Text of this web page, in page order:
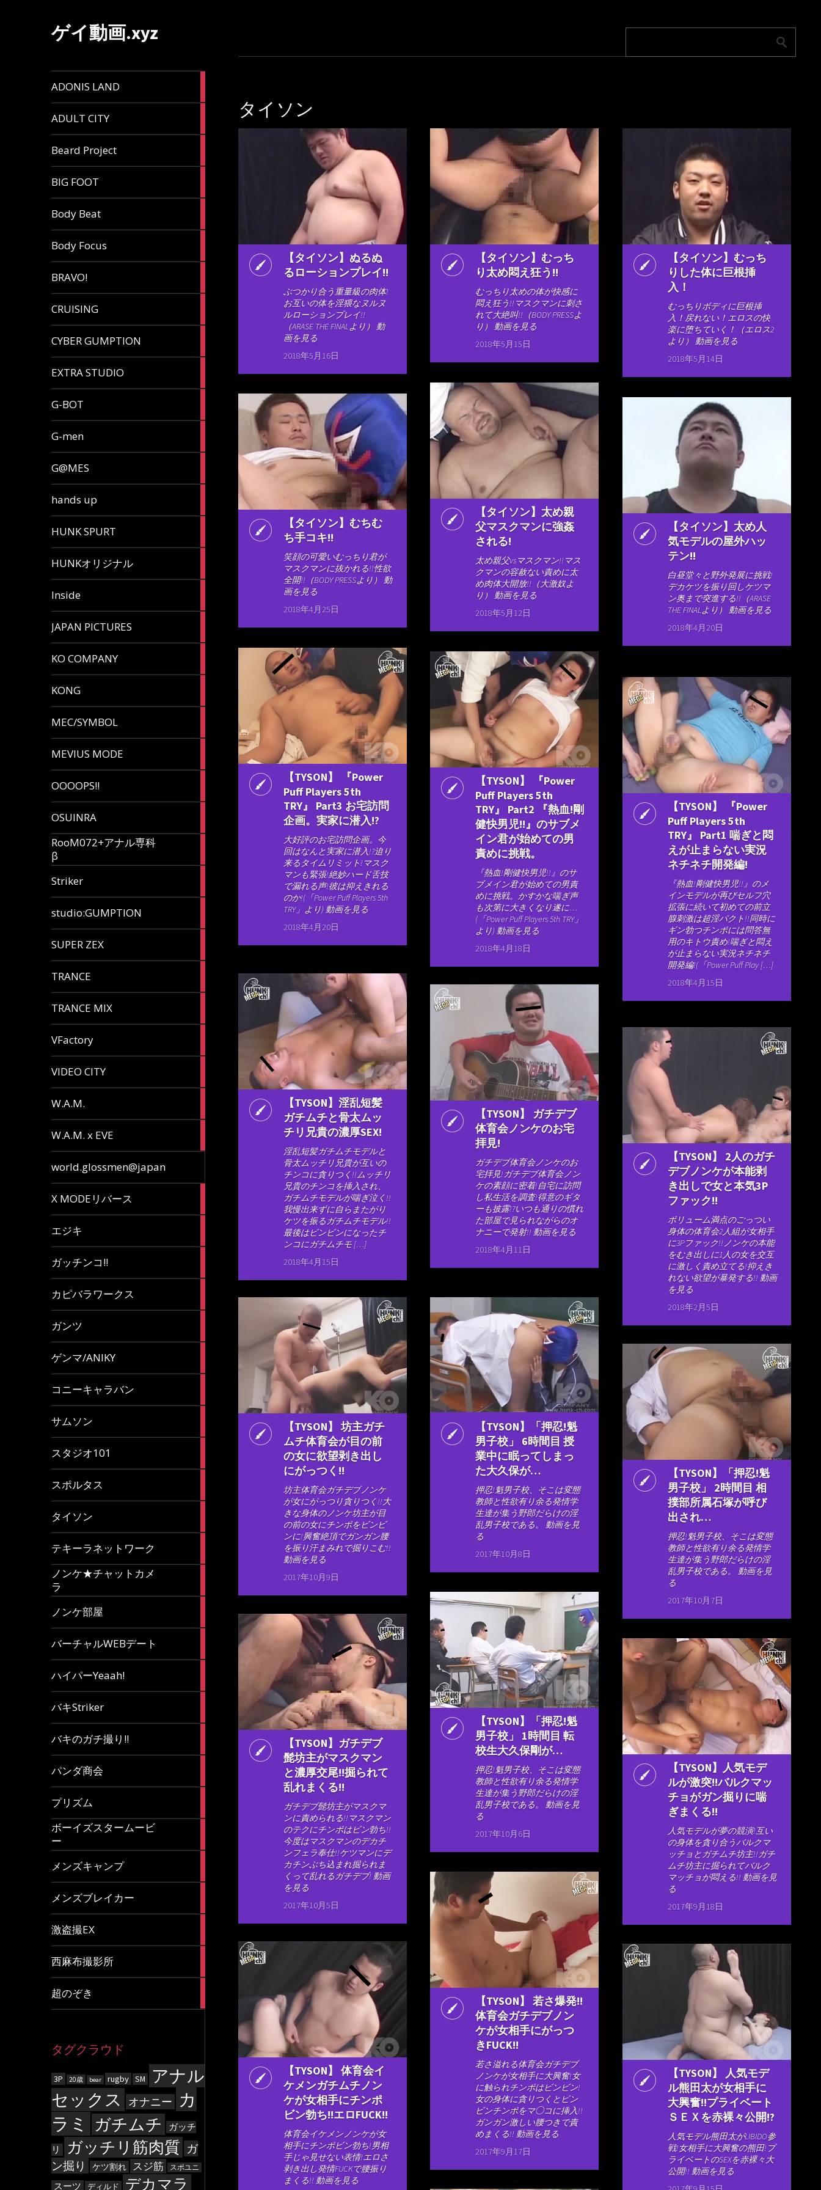
ゲイ動画.xyz
ADONIS LAND
ADULT CITY
Beard Project
BIG FOOT
Body Beat
Body Focus
BRAVO!
CRUISING
CYBER GUMPTION
EXTRA STUDIO
G-BOT
G-men
G@MES
hands up
HUNK SPURT
HUNKオリジナル
Inside
JAPAN PICTURES
KO COMPANY
KONG
MEC/SYMBOL
MEVIUS MODE
OOOOPS!!
OSUINRA
RooM072+アナル専科
β
Striker
studio:GUMPTION
SUPER ZEX
TRANCE
TRANCE MIX
VFactory
VIDEO CITY
W.A.M.
W.A.M. x EVE
world.glossmen@japan
X MODEリバース
エジキ
ガッチンコ!!
カピバラワークス
ガンツ
ゲンマ/ANIKY
コニーキャラバン
サムソン
スタジオ101
スポルタス
タイソン
テキーラネットワーク
ノンケ★チャットカメ
ラ
ノンケ部屋
バーチャルWEBデート
ハイパーYeaah!
バキStriker
バキのガチ撮り!!
パンダ商会
プリズム
ボーイズスタームービ
ー
メンズキャンプ
メンズブレイカー
激盗撮EX
西麻布撮影所
超のぞき
タグクラウド
3P 20歳 bear rugby SM
アナル
セックス
オナニー
カ
ラミ
ガチムチ ガッチ
リ ガッチリ筋肉質 ガ
ン掘り
ケツ割れ スジ筋 スポユニ
スーツ ディルド デカマラ
タイソン
【タイソン】ぬるぬ
るローションプレイ!!
ぶつかり合う重量級の肉体!
お互いの体を淫猥なヌルヌ
ルローションプレイ!!
（ARASE THE FINALより） 動
画を見る
2018年5月16日
【タイソン】むっち
り太め悶え狂う!!
むっちり太めの体が快感に
悶え狂う!!マスクマンに刺さ
れて大絶叫!!（BODY PRESSよ
り） 動画を見る
2018年5月15日
【タイソン】むっち
りした体に巨根挿
入！
むっちりボディに巨根挿
入！戻れない！エロスの快
楽に堕ちていく！（エロス2
より） 動画を見る
2018年5月14日
【タイソン】太め親
父マスクマンに強姦
される!
太め親父vsマスクマン!!マス
クマンの容赦ない責めに太
め肉体大開放!!（大激奴よ
り） 動画を見る
2018年5月12日
【タイソン】むちむ
ち手コキ!!
笑顔の可愛いむっちり君が
マスクマンに抜かれる!!性欲
全開!!（BODY PRESSより） 動
画を見る
2018年4月25日
【タイソン】太め人
気モデルの屋外ハッ
テン!!
白昼堂々と野外発展に挑戦!
デカケツを振り回しケツマ
ン奥まで突進する!!（ARASE
THE FINALより） 動画を見る
2018年4月20日
【TYSON】 『Power
Puff Players 5th
TRY』 Part3 お宅訪問
企画。実家に潜入!?
大好評のお宅訪問企画。今
回はなんと実家に潜入!?迫り
来るタイムリミット!マスク
マンも緊張!絶妙ハード舌技
で漏れる声!彼は抑えきれる
のか!(「Power Puff Players 5th
TRY」より) 動画を見る
2018年4月20日
【TYSON】 『Power
Puff Players 5th
TRY』 Part2 『熱血!剛
健快男児!!』のサブメ
イン君が始めての男
責めに挑戦。
『熱血!剛健快男児!!』のサ
ブメイン君が始めての男責
めに挑戦。かすかな喘ぎ声
も次第に大きくなり遂に…
(「Power Puff Players 5th TRY」
より) 動画を見る
2018年4月18日
【TYSON】 『Power
Puff Players 5th
TRY』 Part1 喘ぎと悶
えが止まらない実況
ネチネチ開発編!
『熱血!剛健快男児!!』のメ
インモデルが再びセルフ穴
拡張に続いて初めての前立
腺刺激は超淫パクト!!同時に
ギン勃つチンポには問答無
用のキトウ責め!喘ぎと悶え
が止まらない実況ネチネチ
開発編!(「Power Puff Play […]
2018年4月15日
【TYSON】淫乱短髪
ガチムチと骨太ムッ
チリ兄貴の濃厚SEX!
淫乱短髪ガチムチモデルと
骨太ムッチリ兄貴が互いの
チンコに貪りつく!!ムッチリ
兄貴のチンコを挿入され、
ガチムチモデルが喘ぎ泣く!!
我慢出来ずに自らまたがり
ケツを振るガチムチモデル!!
最後はビンビンになったチ
ンコにガチムチモ […]
2018年4月15日
【TYSON】 ガチデブ
体育会ノンケのお宅
拝見!
ガチデブ体育会ノンケのお
宅拝見!ガチデブ体育会ノン
ケの素顔に密着!自宅に訪問
し私生活を調査!得意のギタ
ーも披露!?いつも通りの慣れ
た部屋で見られながらのオ
ナニーで発射!! 動画を見る
2018年4月11日
【TYSON】 2人のガチ
デブノンケが本能剥
き出しで女と本気3P
ファック!!
ボリューム満点のごっつい
身体の体育会2人組が女相手
に3Pファック!!ノンケの本能
をむき出しに1人の女を交互
に激しく責め立てる!抑えき
れない欲望が暴発する!! 動画
を見る
2018年2月5日
【TYSON】 坊主ガチ
ムチ体育会が目の前
の女に欲望剥き出し
にがっつく!!
坊主体育会ガチデブノンケ
が女にがっつり貪りつく!!大
きな身体のノンケ坊主が目
の前の女にチンポをビンビ
ンに!興奮絶頂でガンガン腰
を振り汗まみれで掘りこむ!!
動画を見る
2017年10月9日
【TYSON】「押忍!魁
男子校」 6時間目 授
業中に眠ってしまっ
た大久保が…
押忍!魁男子校、そこは変態
教師と性欲有り余る発情学
生達が集う野郎だらけの淫
乱男子校である。 動画を見
る
2017年10月8日
【TYSON】「押忍!魁
男子校」 2時間目 相
撲部所属石塚が呼び
出され…
押忍!魁男子校、そこは変態
教師と性欲有り余る発情学
生達が集う野郎だらけの淫
乱男子校である。 動画を見
る
2017年10月7日
【TYSON】「押忍!魁
男子校」 1時間目 転
校生大久保剛が…
押忍!魁男子校、そこは変態
教師と性欲有り余る発情学
生達が集う野郎だらけの淫
乱男子校である。 動画を見
る
2017年10月6日
【TYSON】ガチデブ
髭坊主がマスクマン
と濃厚交尾!!掘られて
乱れまくる!!
ガチデブ髭坊主がマスクマ
ンに責められる!!マスクマン
のテクにチンポはビン勃ち!!
今度はマスクマンのデカチ
ンフェラ奉仕!!ケツマンにデ
カチンぶち込まれ掘られま
くって乱れるガチデブ! 動画
を見る
2017年10月5日
【TYSON】人気モデ
ルが激突!!バルクマッ
チョがガン掘りに喘
ぎまくる!!
人気モデルが夢の競演!互い
の身体を貪り合うバルクマ
ッチョとガチムチ坊主!!ガチ
ムチ坊主に掘られてバルク
マッチョが悶える!! 動画を見
る
2017年9月18日
【TYSON】 若さ爆発!!
体育会ガチデブノン
ケが女相手にがっつ
きFUCK!!
若さ溢れる体育会ガチデブ
ノンケが女相手に大興奮!女
に触られチンポはビンビン!
女の身体に貪りつくとビン
ビンチンポをマ◯コに挿入!!
ガンガン激しい腰つきで責
めまくる!! 動画を見る
2017年9月17日
【TYSON】 体育会イ
ケメンガチムチノン
ケが女相手にチンポ
ビン勃ち!!エロFUCK!!
体育会イケメンノンケが女
相手にチンポビン勃ち!男相
手じゃ見せない表情!エロさ
剥き出し発情FUCKで腰振り
まくる!! 動画を見る
【TYSON】 人気モデ
ル熊田太が女相手に
大興奮!!プライベート
ＳＥＸを赤裸々公開!?
人気モデル熊田太がLIBIDO参
戦!女相手に大興奮の熊田!プ
ライベートのSEXを赤裸々大
公開!! 動画を見る